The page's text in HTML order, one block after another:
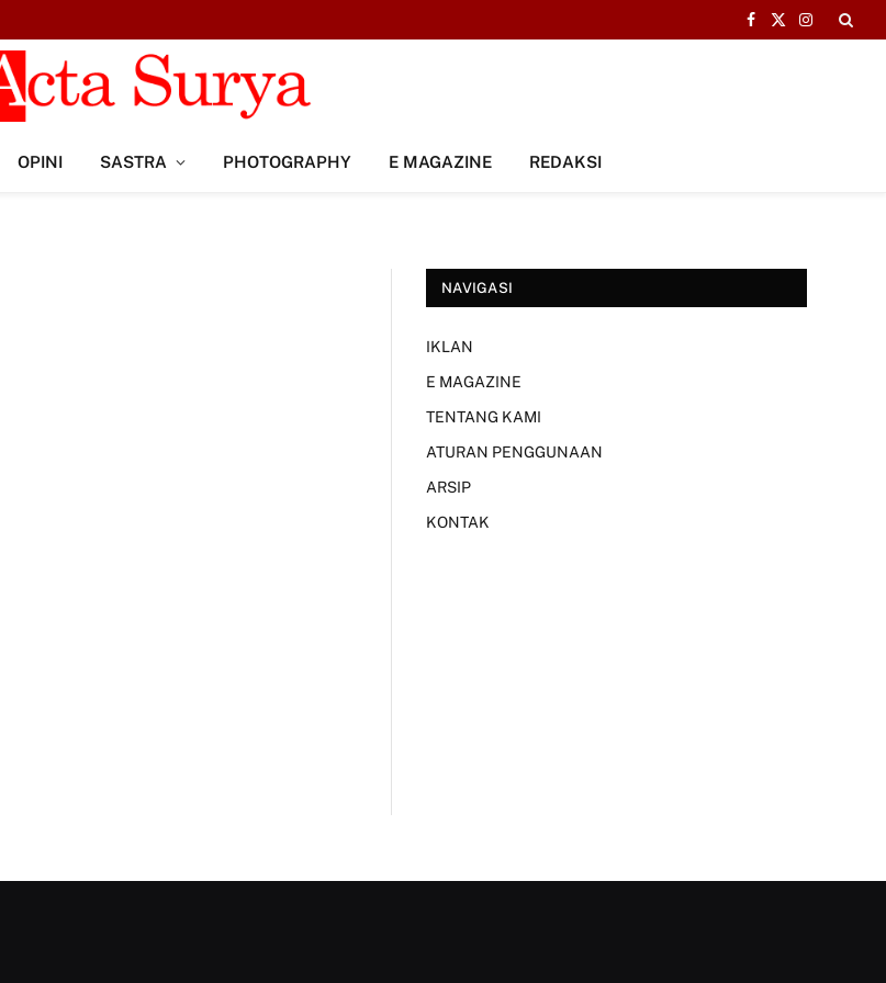
Facebook
X
Instagram
OPINI SASTRA PHOTOGRAPHY E MAGAZINE REDAKSI
NAVIGASI
IKLAN
E MAGAZINE
TENTANG KAMI
ATURAN PENGGUNAAN
ARSIP
KONTAK